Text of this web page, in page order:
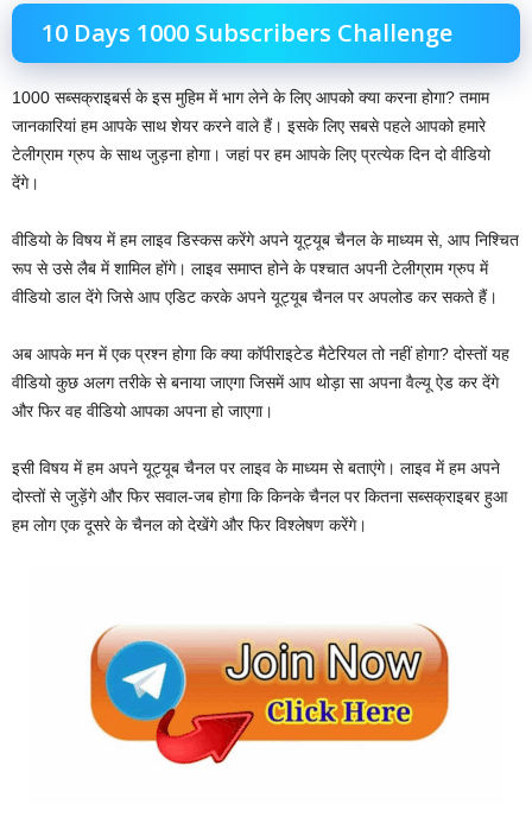
10 Days 1000 Subscribers Challenge
1000 सब्सक्राइबर्स के इस मुहिम में भाग लेने के लिए आपको क्या करना होगा? तमाम
जानकारियां हम आपके साथ शेयर करने वाले हैं। इसके लिए सबसे पहले आपको हमारे
टेलीग्राम ग्रुप के साथ जुड़ना होगा। जहां पर हम आपके लिए प्रत्येक दिन दो वीडियो
देंगे।
वीडियो के विषय में हम लाइव डिस्कस करेंगे अपने यूट्यूब चैनल के माध्यम से, आप निश्चित
रूप से उसे लैब में शामिल होंगे। लाइव समाप्त होने के पश्चात अपनी टेलीग्राम ग्रुप में
वीडियो डाल देंगे जिसे आप एडिट करके अपने यूट्यूब चैनल पर अपलोड कर सकते हैं।
अब आपके मन में एक प्रश्न होगा कि क्या कॉपीराइटेड मैटेरियल तो नहीं होगा? दोस्तों यह
वीडियो कुछ अलग तरीके से बनाया जाएगा जिसमें आप थोड़ा सा अपना वैल्यू ऐड कर देंगे
और फिर वह वीडियो आपका अपना हो जाएगा।
इसी विषय में हम अपने यूट्यूब चैनल पर लाइव के माध्यम से बताएंगे। लाइव में हम अपने
दोस्तों से जुड़ेंगे और फिर सवाल-जब होगा कि किनके चैनल पर कितना सब्सक्राइबर हुआ
हम लोग एक दूसरे के चैनल को देखेंगे और फिर विश्लेषण करेंगे।